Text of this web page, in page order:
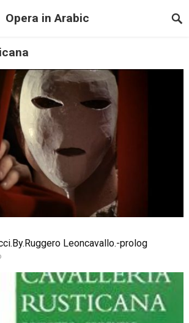
Opera in Arabic
Leoncavallo.-prolog